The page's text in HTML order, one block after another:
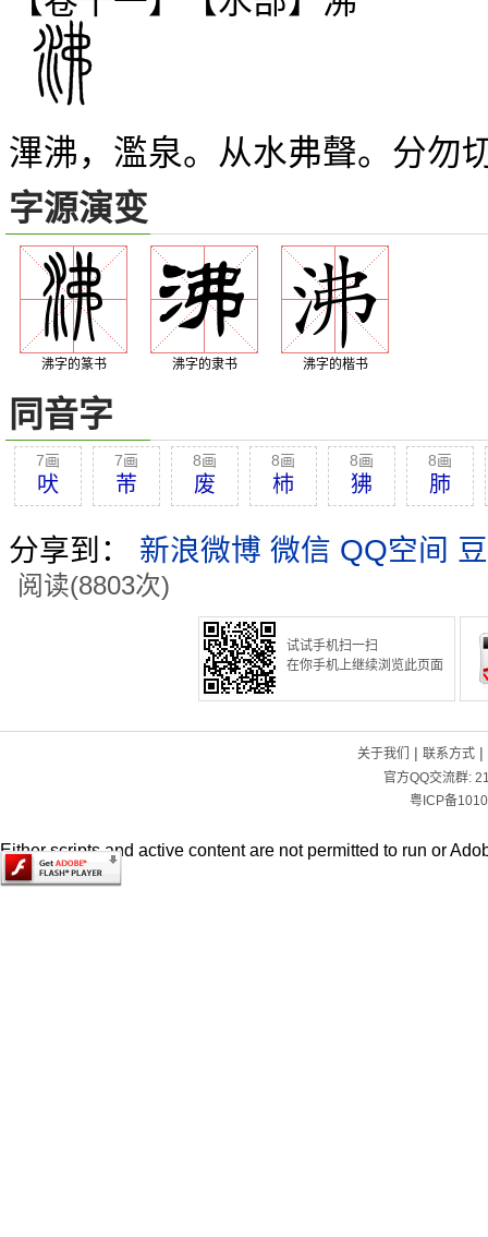
滭沸，濫泉。从水弗聲。分勿
字源演变
沸字的篆书 沸字的隶书 沸字的楷书
同音字
7画
吠
7画
芾
8画
废
8画
杮
8画
狒
8画
肺
分享到： 新浪微博 微信 QQ空间
阅读(8803次)
试试手机扫一扫
在你手机上继续浏览此页面
关于我们 | 联系方式|
官方QQ交流群:
粤ICP备
Either scripts and active content are not permitted to run or